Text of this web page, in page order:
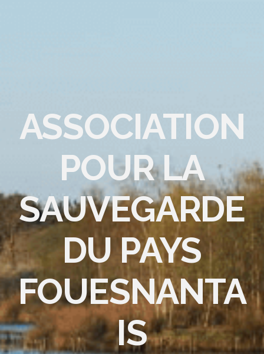
ASSOCIATION
POUR LA
SAUVEGARDE
DU PAYS
FOUESNANTA
IS